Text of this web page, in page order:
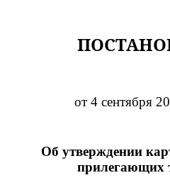
от 4 сентября
Об утверждении
прилегающих